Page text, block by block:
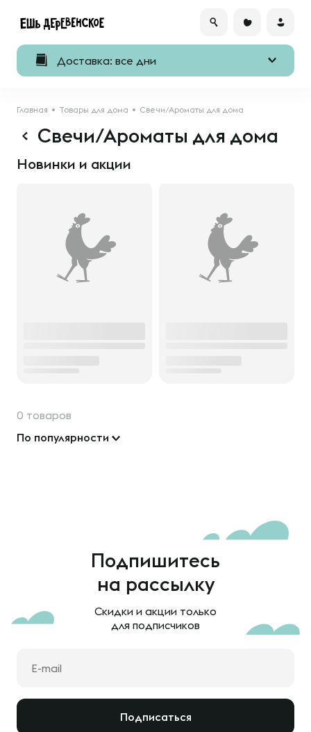
Доставка: все дни
Главная Товары для дома Свечи/Ароматы для дома
Свечи/Ароматы для дома
Новинки и акции
0 товаров
По популярности
Подпишитесь
на рассылку
Скидки и акции только
для подписчиков
Подписаться